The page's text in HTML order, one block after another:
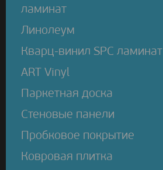
ламинат
Линолеум
Кварц-винил SPC ламинат
ART Vinyl
Паркетная доска
Стеновые панели
Пробковое покрытие
Ковровая плитка